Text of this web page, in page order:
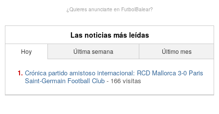
¿Quieres anunciarte en FutbolBalear?
Las noticias más leídas
Hoy Última semana Último mes
Crónica partido amistoso internacional: RCD Mallorca 3-0 Paris
Saint-Germain Football Club - 166 visitas